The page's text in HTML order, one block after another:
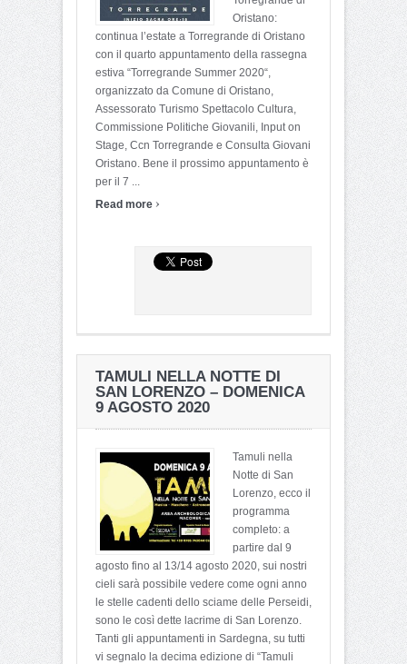
Oristano:
continua l’estate a Torregrande di Oristano
con il quarto appuntamento della rassegna
estiva “Torregrande Summer 2020“,
organizzato da Comune di Oristano,
Assessorato Turismo Spettacolo Cultura,
Commissione Politiche Giovanili, Input on
Stage, Ccn Torregrande e Consulta Giovani
Oristano. Bene il prossimo appuntamento è
per il 7 ...
Read more ›
TAMULI NELLA NOTTE DI
SAN LORENZO – DOMENICA
9 AGOSTO 2020
Tamuli nella
Notte di San
Lorenzo, ecco il
programma
completo: a
partire dal 9
agosto fino al 13/14 agosto 2020, sui nostri
cieli sarà possibile vedere come ogni anno
le stelle cadenti dello sciame delle Perseidi,
sono le così dette lacrime di San Lorenzo.
Tanti gli appuntamenti in Sardegna, su tutti
vi segnalo la decima edizione di “Tamuli